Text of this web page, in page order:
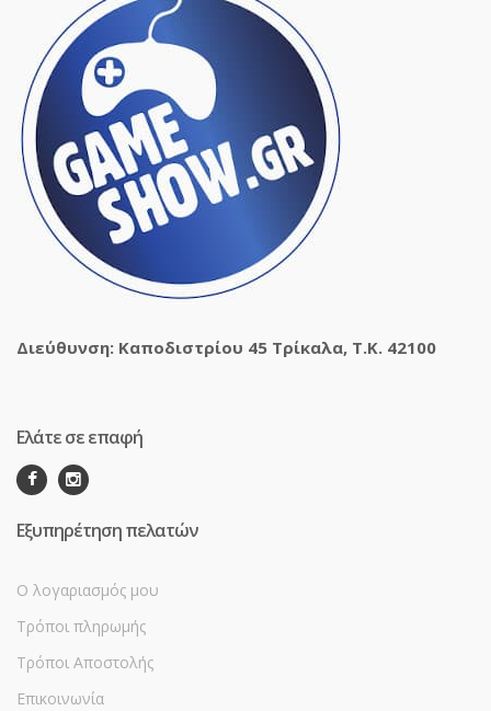
Διεύθυνση: Καποδιστρίου 45 Τρίκαλα, Τ.Κ. 42100
Ελάτε σε επαφή
Εξυπηρέτηση πελατών
Ο λογαριασμός μου
Τρόποι πληρωμής
Τρόποι Αποστολής
Επικοινωνία